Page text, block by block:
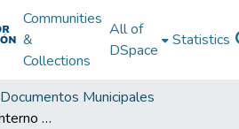
Communities
&
Collections
All of
DSpace
Statistics
Documentos Municipales
Informe de Control Interno Contable Santa Rosa Cauca 2012: CIC Santa Rosa Cauca 2012